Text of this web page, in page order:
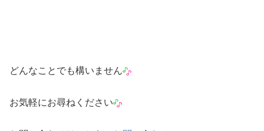
どんなことでも構いません
お気軽にお尋ねください